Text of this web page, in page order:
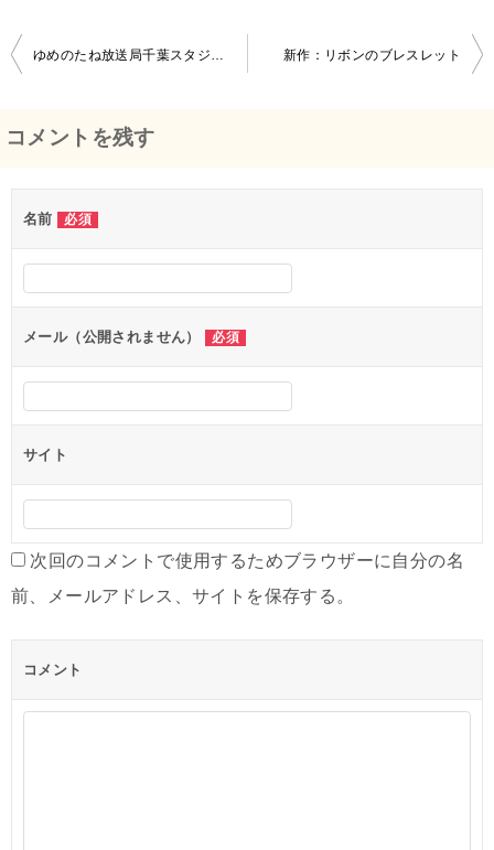
稿
ー
ョ
ン
ゆめのたね放送局千葉スタジオfestivalVOL.1 新作：リボンのブレスレット
コメントを残す
名前 必須
メール（公開されません） 必須
サイト
次回のコメントで使用するためブラウザーに自分の名
前、メールアドレス、サイトを保存する。
コメント